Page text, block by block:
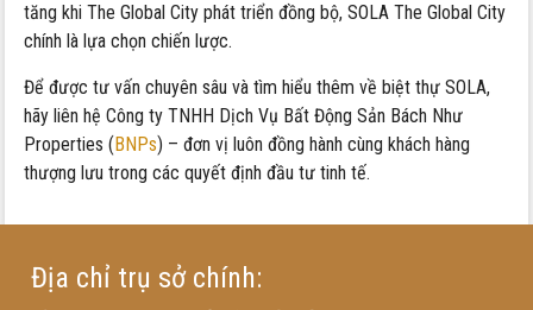
tăng khi The Global City phát triển đồng bộ, SOLA The Global City
chính là lựa chọn chiến lược.
Để được tư vấn chuyên sâu và tìm hiểu thêm về biệt thự SOLA,
hãy liên hệ Công ty TNHH Dịch Vụ Bất Động Sản Bách Như
Properties ( BNPs) – đơn vị luôn đồng hành cùng khách hàng
thượng lưu trong các quyết định đầu tư tinh tế.
Địa chỉ trụ sở chính: